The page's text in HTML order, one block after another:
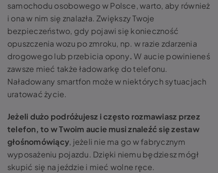
samochodu osobowego w Polsce, warto, aby również
i ona w nim się znalazła. Zwiększy Twoje
bezpieczeństwo, gdy pojawi się konieczność
opuszczenia wozu po zmroku, np. w razie zdarzenia
drogowego lub przebicia opony. W aucie powinieneś
zawsze mieć także ładowarkę do telefonu.
Naładowany smartfon może w niektórych sytuacjach
uratować życie.
Jeżeli dużo podróżujesz i często rozmawiasz przez
telefon, to w Twoim aucie musi znaleźć się zestaw
głośnomówiący, jeżeli nie ma go w fabrycznym
wyposażeniu pojazdu. Dzięki niemu będziesz mógł
skupić się na jeździe i mieć wolne ręce.